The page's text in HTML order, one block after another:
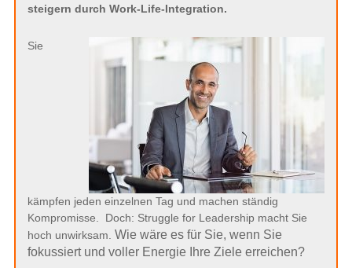
steigern durch Work-Life-Integration.
Sie
kämpfen jeden einzelnen Tag und machen ständig
Kompromisse. Doch: Struggle for Leadership macht Sie
hoch unwirksam. Wie wäre es für Sie, wenn Sie
fokussiert und voller Energie Ihre Ziele erreichen?